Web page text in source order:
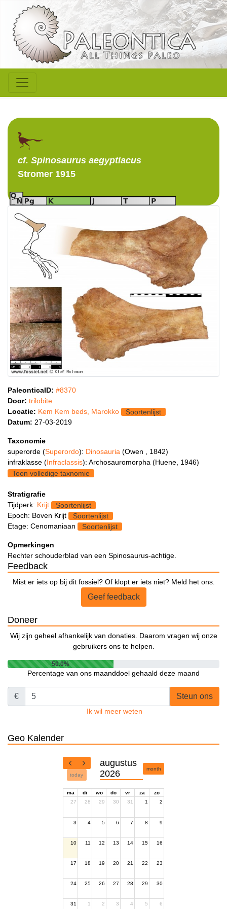
cf. Spinosaurus aegyptiacus
Stromer 1915
PaleonticaID: #8370
Door: trilobite
Locatie: Kem Kem beds, Marokko
Soortenlijst
Datum: 27-03-2019
Taxonomie
superorde (Superordo): Dinosauria (Owen , 1842)
infraklasse (Infraclassis): Archosauromorpha (Huene, 1946)
Toon volledige taxnomie
Stratigrafie
Tijdperk: Krijt
Soortenlijst
Epoch: Boven Krijt
Soortenlijst
Etage: Cenomaniaan
Soortenlijst
Opmerkingen
Rechter schouderblad van een Spinosaurus-achtige.
Feedback
Mist er iets op bij dit fossiel? Of klopt er iets niet? Meld het ons.
Geef feedback
Doneer
Wij zijn geheel afhankelijk van donaties. Daarom vragen wij onze
gebruikers ons te helpen.
50.0%
Percentage van ons maanddoel gehaald deze maand
€ Steun ons
Ik wil meer weten
Geo Kalender
today
augustus
2026
month
ma di wo do vr za
zo
27
28 29 30 31 1 2
3 4 5 6 7 8 9
10 11 12 13 14 15 16
17 18 19 20 21 22 23
24 25 26 27 28 29 30
31 1 2 3 4 5 6